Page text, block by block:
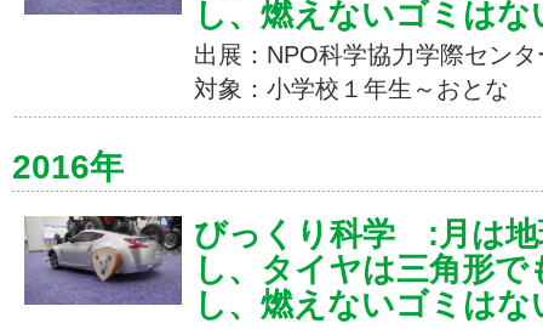
し、燃えないゴミはな
出展：NPO科学協力学際センタ
対象：小学校１年生～おとな
2016年
びっくり科学 :月は地
し、タイヤは三角形
し、燃えないゴミはな